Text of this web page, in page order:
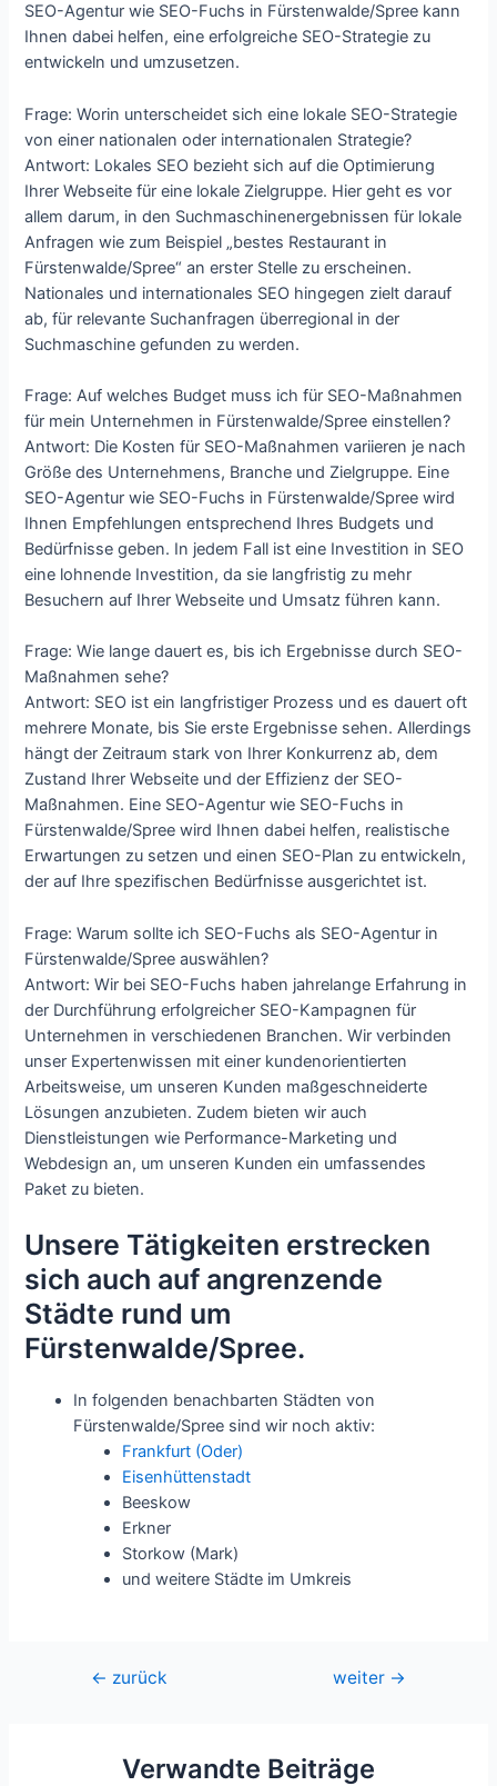
SEO-Agentur wie SEO-Fuchs in Fürstenwalde/Spree kann
Ihnen dabei helfen, eine erfolgreiche SEO-Strategie zu
entwickeln und umzusetzen.
Frage: Worin unterscheidet sich eine lokale SEO-Strategie
von einer nationalen oder internationalen Strategie?
Antwort: Lokales SEO bezieht sich auf die Optimierung
Ihrer Webseite für eine lokale Zielgruppe. Hier geht es vor
allem darum, in den Suchmaschinenergebnissen für lokale
Anfragen wie zum Beispiel „bestes Restaurant in
Fürstenwalde/Spree“ an erster Stelle zu erscheinen.
Nationales und internationales SEO hingegen zielt darauf
ab, für relevante Suchanfragen überregional in der
Suchmaschine gefunden zu werden.
Frage: Auf welches Budget muss ich für SEO-Maßnahmen
für mein Unternehmen in Fürstenwalde/Spree einstellen?
Antwort: Die Kosten für SEO-Maßnahmen variieren je nach
Größe des Unternehmens, Branche und Zielgruppe. Eine
SEO-Agentur wie SEO-Fuchs in Fürstenwalde/Spree wird
Ihnen Empfehlungen entsprechend Ihres Budgets und
Bedürfnisse geben. In jedem Fall ist eine Investition in SEO
eine lohnende Investition, da sie langfristig zu mehr
Besuchern auf Ihrer Webseite und Umsatz führen kann.
Frage: Wie lange dauert es, bis ich Ergebnisse durch SEO-
Maßnahmen sehe?
Antwort: SEO ist ein langfristiger Prozess und es dauert oft
mehrere Monate, bis Sie erste Ergebnisse sehen. Allerdings
hängt der Zeitraum stark von Ihrer Konkurrenz ab, dem
Zustand Ihrer Webseite und der Effizienz der SEO-
Maßnahmen. Eine SEO-Agentur wie SEO-Fuchs in
Fürstenwalde/Spree wird Ihnen dabei helfen, realistische
Erwartungen zu setzen und einen SEO-Plan zu entwickeln,
der auf Ihre spezifischen Bedürfnisse ausgerichtet ist.
Frage: Warum sollte ich SEO-Fuchs als SEO-Agentur in
Fürstenwalde/Spree auswählen?
Antwort: Wir bei SEO-Fuchs haben jahrelange Erfahrung in
der Durchführung erfolgreicher SEO-Kampagnen für
Unternehmen in verschiedenen Branchen. Wir verbinden
unser Expertenwissen mit einer kundenorientierten
Arbeitsweise, um unseren Kunden maßgeschneiderte
Lösungen anzubieten. Zudem bieten wir auch
Dienstleistungen wie Performance-Marketing und
Webdesign an, um unseren Kunden ein umfassendes
Paket zu bieten.
Unsere Tätigkeiten erstrecken
sich auch auf angrenzende
Städte rund um
Fürstenwalde/Spree.
In folgenden benachbarten Städten von
Fürstenwalde/Spree sind wir noch aktiv:
Frankfurt (Oder)
Eisenhüttenstadt
Beeskow
Erkner
Storkow (Mark)
und weitere Städte im Umkreis
Beitragsnavigation
← zurück weiter →
Verwandte Beiträge